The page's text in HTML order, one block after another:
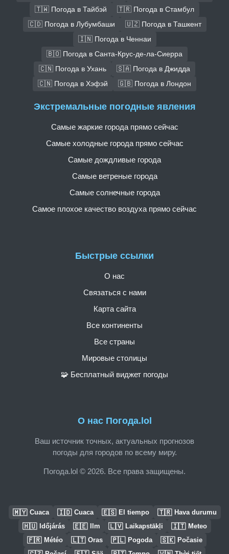
🇹🇼 Погода в Тайбэй
🇹🇷 Погода в Стамбул
🇨🇩 Погода в Лубумбаши
🇺🇿 Погода в Ташкент
🇮🇳 Погода в Ченнаи
🇧🇴 Погода в Санта-Крус-де-ла-Сиерра
🇨🇳 Погода в Ухань
🇸🇦 Погода в Джидда
🇨🇳 Погода в Хэфэй
🇬🇧 Погода в Лондон
О нас Погода.lol
Ваш источник точных, актуальных прогнозов
погоды для городов по всему миру.
Погода.lol © 2026. Все права защищены.
Быстрые ссылки
О нас
Связаться с нами
Карта сайта
Все континенты
Все страны
Мировые столицы
🧩 Бесплатный виджет погоды
Экстремальные погодные явления
Самые жаркие города прямо сейчас
Самые холодные города прямо сейчас
Самые дождливые города
Самые ветреные города
Самые солнечные города
Самое плохое качество воздуха прямо сейчас
🇲🇾 Cuaca 🇮🇩 Cuaca 🇪🇸 El tiempo 🇹🇷 Hava durumu
🇭🇺 Időjárás 🇪🇪 Ilm 🇱🇻 Laikapstākļi 🇮🇹 Meteo
🇫🇷 Météo 🇱🇹 Oras 🇵🇱 Pogoda 🇸🇰 Počasie